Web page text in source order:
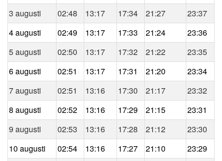
3 augusti
02:48 13:17 17:34 21:27
23:37
4 augusti
02:49 13:17 17:33 21:24
23:36
5 augusti
02:50 13:17 17:32 21:22
23:35
6 augusti
02:51 13:17 17:31 21:20
23:34
7 augusti
02:51 13:16 17:30 21:17
23:32
8 augusti
02:52 13:16 17:29 21:15
23:31
9 augusti
02:53 13:16 17:28 21:12
23:30
10 augusti
02:54 13:16 17:27 21:10
23:29